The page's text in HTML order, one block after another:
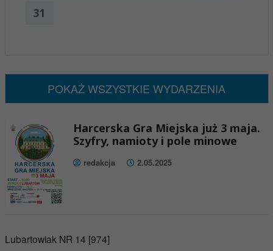
31
POKAŻ WSZYSTKIE WYDARZENIA
Harcerska Gra Miejska już 3 maja.
Szyfry, namioty i pole minowe
redakcja 2.05.2025
Lubartowiak NR 14 [974]